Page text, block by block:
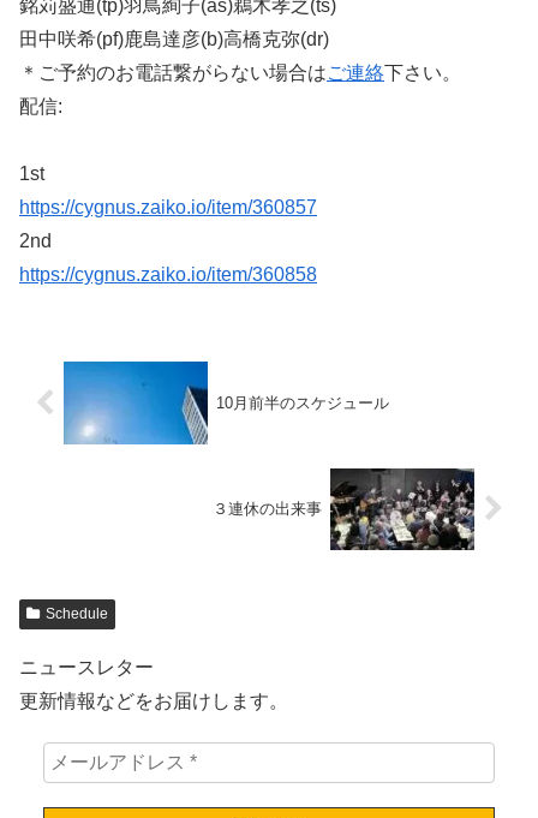
銘苅盛通(tp)羽鳥絢子(as)鵜木孝之(ts)
田中咲希(pf)鹿島達彦(b)高橋克弥(dr)
＊ご予約のお電話繋がらない場合はご連絡下さい。
配信:
1st
https://cygnus.zaiko.io/item/360857
2nd
https://cygnus.zaiko.io/item/360858
10月前半のスケジュール
３連休の出来事
Schedule
ニュースレター
更新情報などをお届けします。